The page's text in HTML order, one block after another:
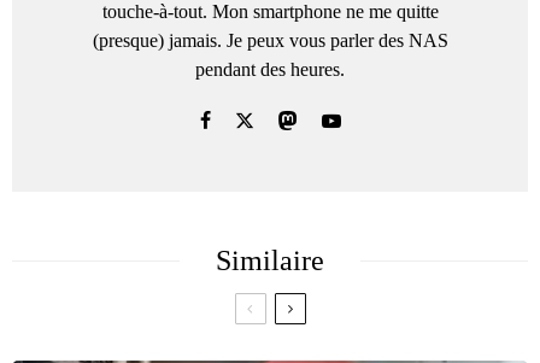
touche-à-tout. Mon smartphone ne me quitte
(presque) jamais. Je peux vous parler des NAS
pendant des heures.
Similaire